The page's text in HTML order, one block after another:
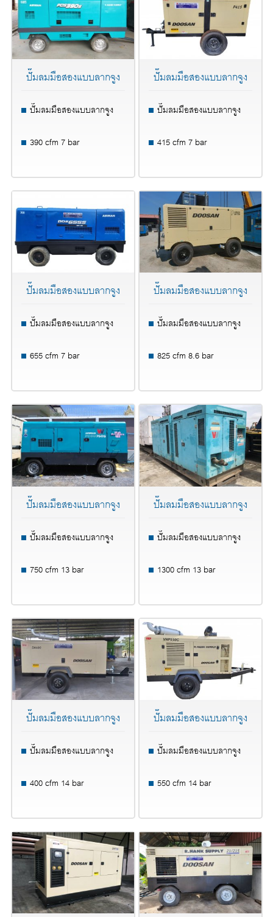
ปั๊มลมมือสองแบบลากจูง
ปั๊มลมมือสองแบบลากจูง
390 cfm 7 bar
ปั๊มลมมือสองแบบลากจูง
ปั๊มลมมือสองแบบลากจูง
415 cfm 7 bar
ปั๊มลมมือสองแบบลากจูง
ปั๊มลมมือสองแบบลากจูง
655 cfm 7 bar
ปั๊มลมมือสองแบบลากจูง
ปั๊มลมมือสองแบบลากจูง
825 cfm 8.6 bar
ปั๊มลมมือสองแบบลากจูง
ปั๊มลมมือสองแบบลากจูง
750 cfm 13 bar
ปั๊มลมมือสองแบบลากจูง
ปั๊มลมมือสองแบบลากจูง
1300 cfm 13 bar
ปั๊มลมมือสองแบบลากจูง
ปั๊มลมมือสองแบบลากจูง
400 cfm 14 bar
ปั๊มลมมือสองแบบลากจูง
ปั๊มลมมือสองแบบลากจูง
550 cfm 14 bar